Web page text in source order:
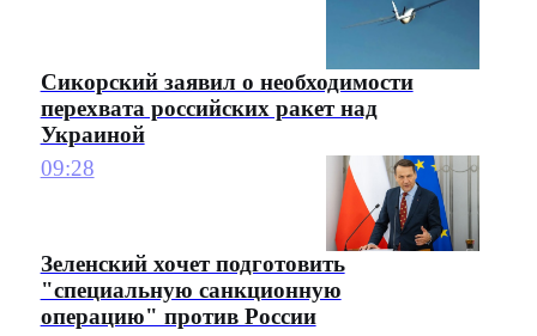
Сикорский заявил о необходимости
перехвата российских ракет над
Украиной
09:28
Зеленский хочет подготовить
"специальную санкционную
операцию" против России